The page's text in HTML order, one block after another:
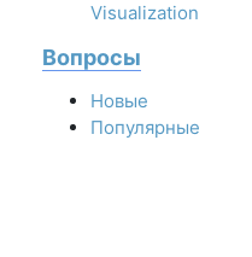
Visualization
Вопросы
Новые
Популярные